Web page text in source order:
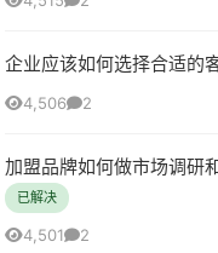
企业应该如何选择合适的
4,506 2
加盟品牌如何做市场调研
已解决
4,501 2